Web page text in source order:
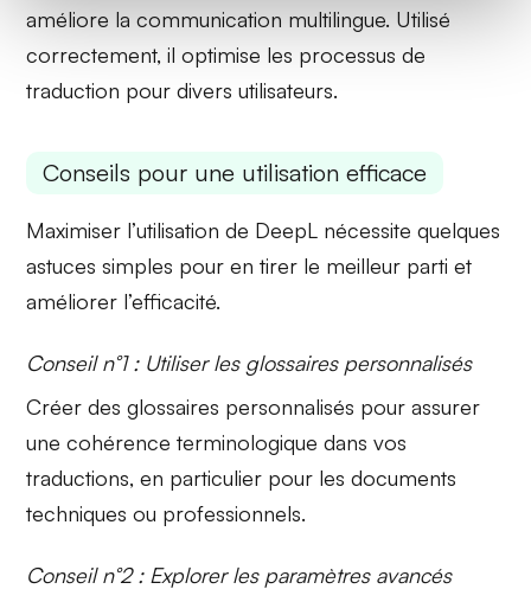
améliore la communication multilingue. Utilisé
correctement, il optimise les processus de
traduction pour divers utilisateurs.
Conseils pour une utilisation efficace
Maximiser l’utilisation de DeepL nécessite quelques
astuces simples pour en tirer le meilleur parti et
améliorer l’efficacité.
Conseil n°1 : Utiliser les glossaires personnalisés
Créer desglossaires personnalisés pour assurer
une cohérence terminologique dans vos
traductions, en particulier pour les documents
techniques ou professionnels.
Conseil n°2 : Explorer les paramètres avancés